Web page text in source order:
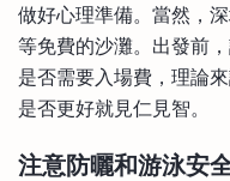
做好心理準備。當然，
等免費的沙灘。出發前
是否需要入場費，理論
是否更好就見仁見智。
注意防曬和游泳安